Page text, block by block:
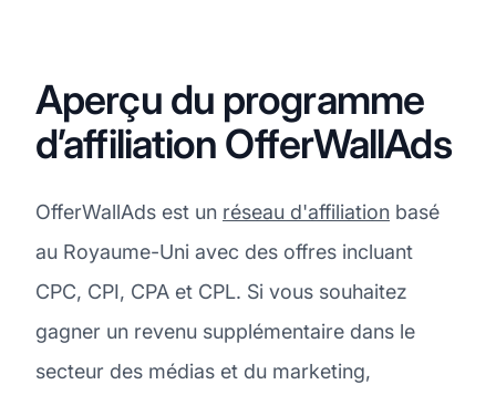
Aperçu du programme
d’affiliation OfferWallAds
OfferWallAds est un réseau d'affiliation basé
au Royaume-Uni avec des offres incluant
CPC, CPI, CPA et CPL. Si vous souhaitez
gagner un revenu supplémentaire dans le
secteur des médias et du marketing,